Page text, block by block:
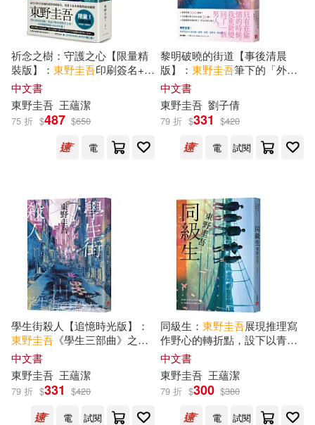
北京十月文藝出版社(11)
講談社(11)
湖南文藝出版社(10)
台灣角川(9)
光文社(6) 化學工業出版社(6)
商周出版(6) 実業之日本社(5)
譯林出版社(5) 集英社(5)
上海文藝出版社(4)
新星出版社(4)
可新加坡店取(453)
可菲律賓店取(453)
本週上市新品(1)
電子書 (可複選)
適合手機平板閱讀(103)
適合平板閱讀(1)
祈念之樹：守護之心【限量精
裝版】： 東野圭吾印刷簽名+專
屬收藏編號
中文書
東野圭吾 王蘊潔
75 折 $487 $650
電
黎明破曉的街道【事後清晨
版】： 東野圭吾筆下的「外
遇」!
中文書
東野圭吾 劉子倩
79 折 $331 $420
電
試閱
學生街殺人【追憶時光版】：
東野圭吾 《學生三部曲》之集
大成，生涯最高代表作!
中文書
東野圭吾 王蘊潔
79 折 $331 $420
電
試閱
同級生： 東野圭吾展現推理寫
作野心的轉折點，設下以青春
為名的不解之謎!【青春痛戀
版】
中文書
東野圭吾 王蘊潔
79 折 $300 $380
電
試閱